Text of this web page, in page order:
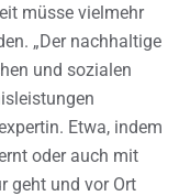
müsse vielmehr
„Der nachhaltige
und sozialen
Etwa, indem
oder auch mit
geht und vor Ort